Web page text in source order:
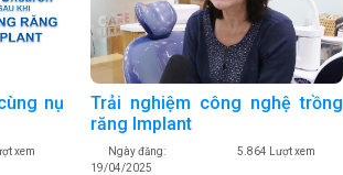
nụ
xem
Trải nghiệm công nghệ trồng
răng Implant
Ngày đăng:
19/04/2025
5.864 Lượt xem